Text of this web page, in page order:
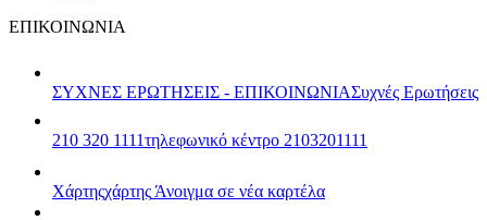
ΕΠΙΚΟΙΝΩΝΙΑ
ΣΥΧΝΕΣ ΕΡΩΤΗΣΕΙΣ - ΕΠΙΚΟΙΝΩΝΙΑΣυχνές Ερωτήσεις
210 320 1111τηλεφωνικό κέντρο 2103201111
Χάρτηςχάρτης Άνοιγμα σε νέα καρτέλα